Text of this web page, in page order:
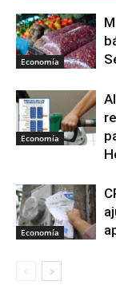
Economía
Economía
Economía